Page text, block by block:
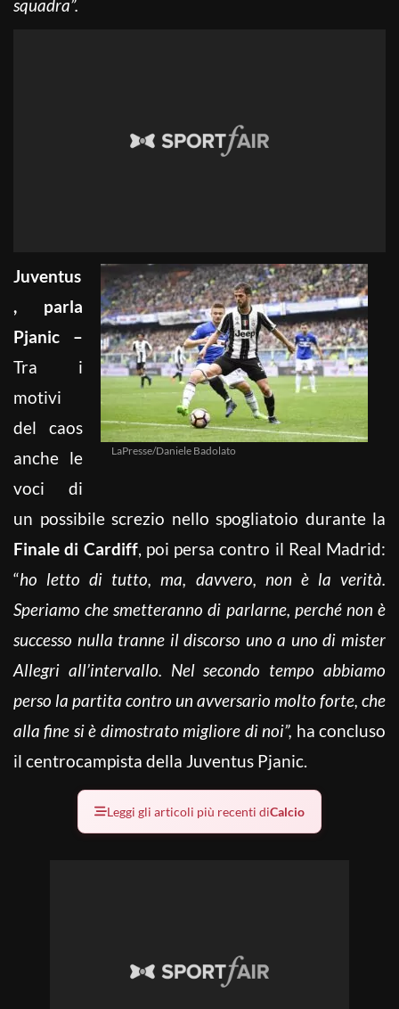
squadra”.
LaPresse/Daniele Badolato
Juventus
, parla
Pjanic –
Tra i
motivi
del caos
anche le
voci di
un possibile screzio nello spogliatoio durante la
Finale di Cardiff, poi persa contro il Real Madrid:
“ho letto di tutto, ma, davvero, non è la verità.
Speriamo che smetteranno di parlarne, perché non è
successo nulla tranne il discorso uno a uno di mister
Allegri all’intervallo. Nel secondo tempo abbiamo
perso la partita contro un avversario molto forte, che
alla fine si è dimostrato migliore di noi”, ha concluso
il centrocampista della Juventus Pjanic.
Leggi gli articoli più recenti diCalcio